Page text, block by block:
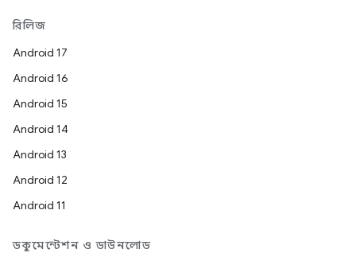
রিলিজ
Android 17
Android 16
Android 15
Android 14
Android 13
Android 12
Android 11
ডকুমেন্টেশন ও ডাউনলোড